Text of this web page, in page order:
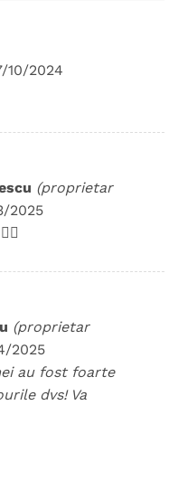
10/2024
(proprietar
2025
(proprietar
2025
au fost foarte
dvs! Va